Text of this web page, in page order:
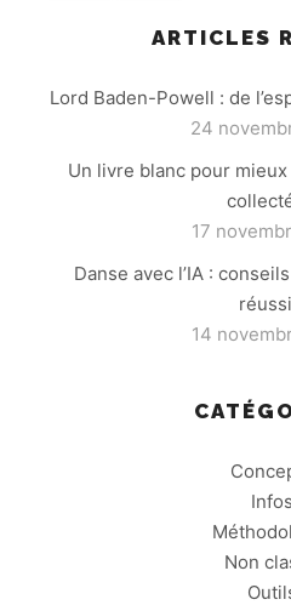
ARTICLES
Lord Baden-Powell : de
24
Un livre blanc pour
17
Danse avec l’IA :
réussi
14
Infos
Non